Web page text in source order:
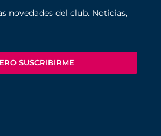
novedades del club. Noticias,
SUSCRIBIRME